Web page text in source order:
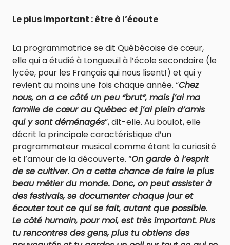
Le plus important : être à l’écoute
La programmatrice se dit Québécoise de cœur,
elle qui a étudié à Longueuil à l’école secondaire (le
lycée, pour les Français qui nous lisent!) et qui y
revient au moins une fois chaque année. “Chez
nous, on a ce côté un peu “brut”, mais j’ai ma
famille de cœur au Québec et j’ai plein d’amis
qui y sont déménagés”, dit-elle. Au boulot, elle
décrit la principale caractéristique d’un
programmateur musical comme étant la curiosité
et l’amour de la découverte. “On garde à l’esprit
de se cultiver. On a cette chance de faire le plus
beau métier du monde. Donc, on peut assister à
des festivals, se documenter chaque jour et
écouter tout ce qui se fait, autant que possible.
Le côté humain, pour moi, est très important. Plus
tu rencontres des gens, plus tu obtiens des